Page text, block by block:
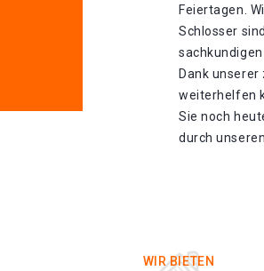
Feiertagen.
Schlosser
Dank
weiterhelfen
Sie noch
durch
WIR BIETEN